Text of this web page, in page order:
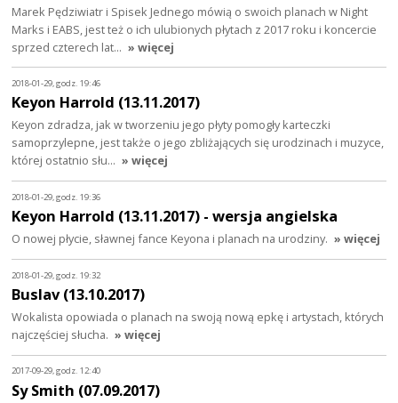
Marek Pędziwiatr i Spisek Jednego mówią o swoich planach w Night
Marks i EABS, jest też o ich ulubionych płytach z 2017 roku i koncercie
sprzed czterech lat… » więcej
2018-01-29, godz. 19:46
Keyon Harrold (13.11.2017)
Keyon zdradza, jak w tworzeniu jego płyty pomogły karteczki
samoprzylepne, jest także o jego zbliżających się urodzinach i muzyce,
której ostatnio słu… » więcej
2018-01-29, godz. 19:36
Keyon Harrold (13.11.2017) - wersja angielska
O nowej płycie, sławnej fance Keyona i planach na urodziny. » więcej
2018-01-29, godz. 19:32
Buslav (13.10.2017)
Wokalista opowiada o planach na swoją nową epkę i artystach, których
najczęściej słucha. » więcej
2017-09-29, godz. 12:40
Sy Smith (07.09.2017)